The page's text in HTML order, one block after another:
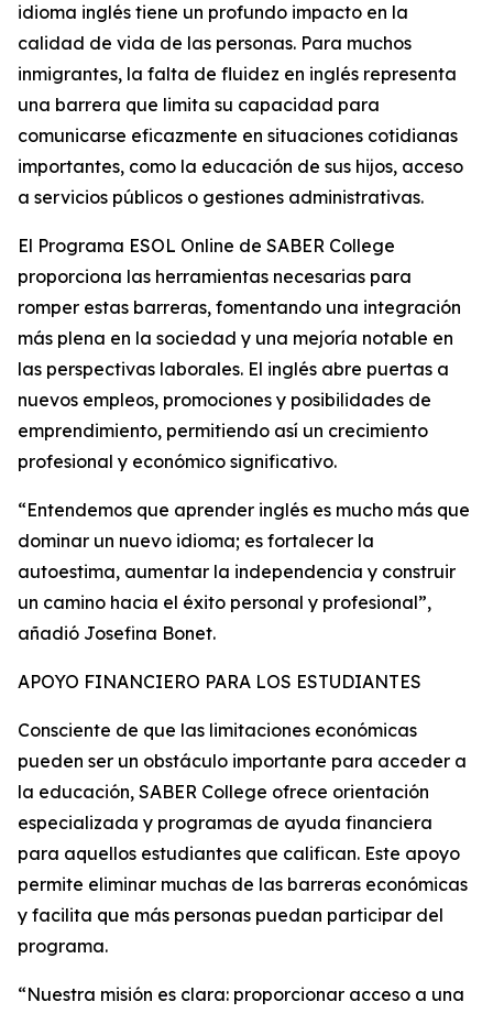
idioma inglés tiene un profundo impacto en la
calidad de vida de las personas. Para muchos
inmigrantes, la falta de fluidez en inglés representa
una barrera que limita su capacidad para
comunicarse eficazmente en situaciones cotidianas
importantes, como la educación de sus hijos, acceso
a servicios públicos o gestiones administrativas.
El Programa ESOL Online de SABER College
proporciona las herramientas necesarias para
romper estas barreras, fomentando una integración
más plena en la sociedad y una mejoría notable en
las perspectivas laborales. El inglés abre puertas a
nuevos empleos, promociones y posibilidades de
emprendimiento, permitiendo así un crecimiento
profesional y económico significativo.
“Entendemos que aprender inglés es mucho más que
dominar un nuevo idioma; es fortalecer la
autoestima, aumentar la independencia y construir
un camino hacia el éxito personal y profesional”,
añadió Josefina Bonet.
APOYO FINANCIERO PARA LOS ESTUDIANTES
Consciente de que las limitaciones económicas
pueden ser un obstáculo importante para acceder a
la educación, SABER College ofrece orientación
especializada y programas de ayuda financiera
para aquellos estudiantes que califican. Este apoyo
permite eliminar muchas de las barreras económicas
y facilita que más personas puedan participar del
programa.
“Nuestra misión es clara: proporcionar acceso a una